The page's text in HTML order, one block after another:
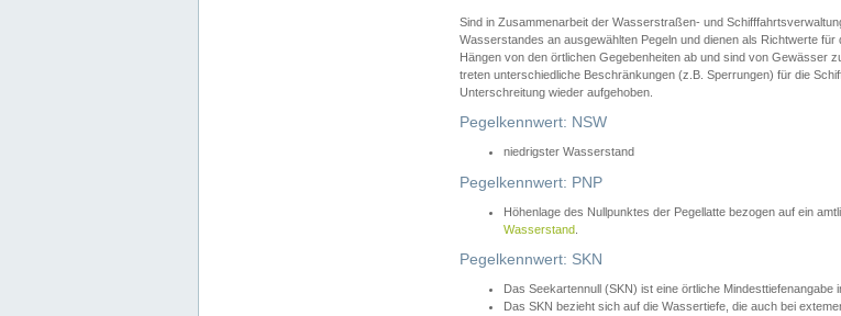
Sind in Zusammenarbeit der Wasserstraßen- und
Wasserstandes an ausgewählten Pegeln und dienen als Richtwerte
Hängen von den örtlichen Gegebenheiten ab und sind von
treten unterschiedliche Beschränkungen (z.B. Sperrungen) für die
Unterschreitung wieder aufgehoben.
Pegelkennwert: NSW
niedrigster Wasserstand
Pegelkennwert: PNP
Höhenlage des Nullpunktes der Pegellatte bezogen auf ein
Wasserstand
Pegelkennwert: SKN
Das Seekartennull (SKN) ist eine örtliche Mindesttiefenangabe
Das SKN bezieht sich auf die Wassertiefe, die auch bei